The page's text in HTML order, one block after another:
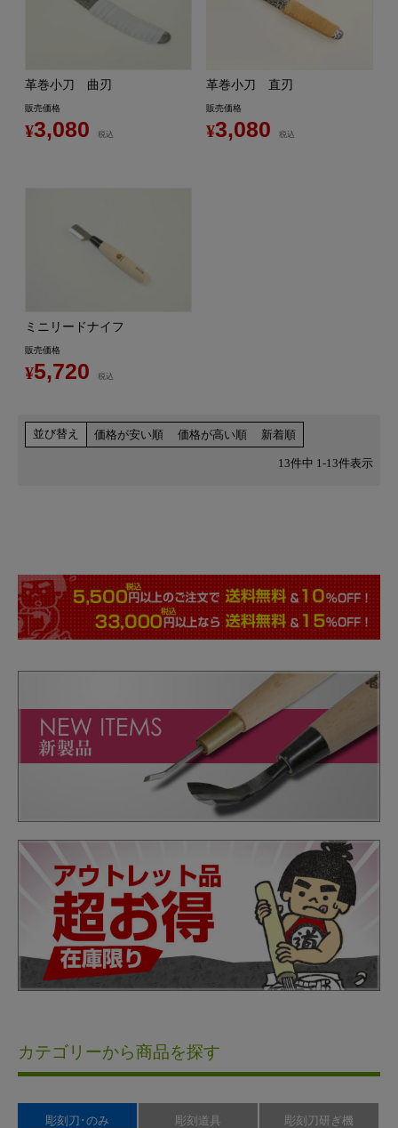
革巻小刀 曲刃
販売価格
¥3,080 税込
革巻小刀 直刃
販売価格
¥3,080 税込
ミニリードナイフ
販売価格
¥5,720 税込
並び替え 価格が安い順 価格が高い順 新着順
13件中 1 -13件表示
カテゴリーから商品を探す
彫刻刀･のみ 彫刻道具 彫刻刀研ぎ機